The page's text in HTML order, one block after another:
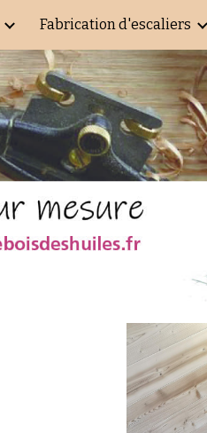
Skip to navigation
Fabrication d'escaliers